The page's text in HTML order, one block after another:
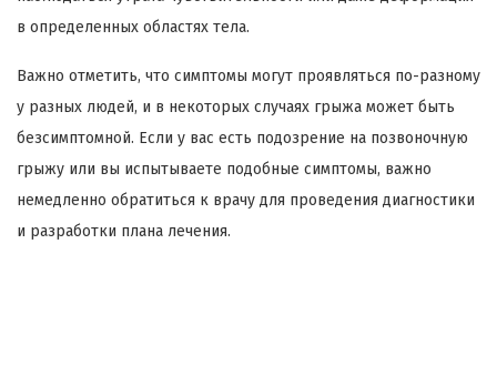
в определенных областях тела.
Важно отметить, что симптомы могут проявляться по-разному
у разных людей, и в некоторых случаях грыжа может быть
безсимптомной. Если у вас есть подозрение на позвоночную
грыжу или вы испытываете подобные симптомы, важно
немедленно обратиться к врачу для проведения диагностики
и разработки плана лечения.